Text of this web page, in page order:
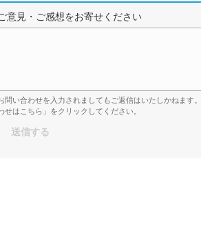
意見・ご感想をお寄せください
問い合わせを入力されましてもご返信はいたしかねます
せはこちら」をクリックしてください。